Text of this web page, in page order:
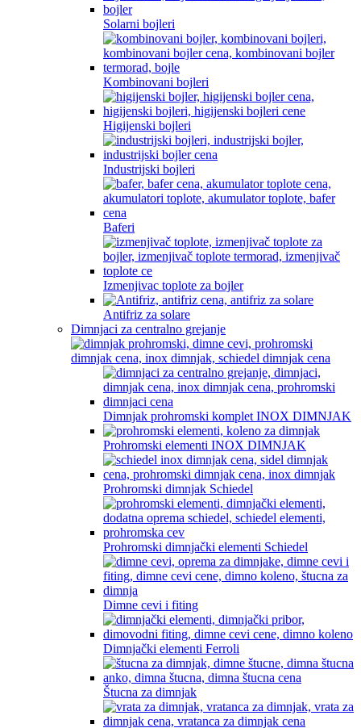
Solarni bojleri
Kombinovani bojleri
Higijenski bojleri
Industrijski bojleri
Baferi
Izmenjivac toplote za bojler
Antifriz za solare
Dimnjaci za centralno grejanje
Dimnjak prohromski komplet INOX DIMNJAK
Prohromski elementi INOX DIMNJAK
Prohromski dimnjak Schiedel
Prohromski dimnjački elementi Schiedel
Dimne cevi i fiting
Dimnjački elementi Ferroli
Štucna za dimnjak